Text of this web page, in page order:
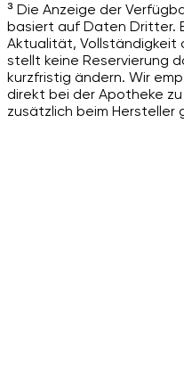
³ Die Anzeige der
basiert auf Daten Dritter.
Aktualität, Vollständigkeit
stellt keine Reservierung
kurzfristig ändern. Wir
direkt bei der Apotheke
zusätzlich beim Hersteller